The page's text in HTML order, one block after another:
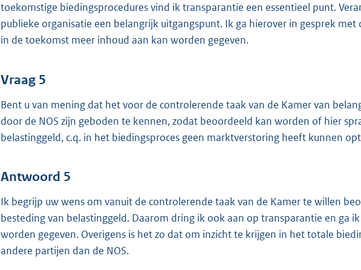
toekomstige biedingsprocedures vind ik transparantie een essentieel punt.
publieke organisatie een belangrijk uitgangspunt. Ik ga hierover in gesprek met
in de toekomst meer inhoud aan kan worden gegeven.
Vraag 5
Bent u van mening dat het voor de controlerende taak van de Kamer van
door de NOS zijn geboden te kennen, zodat beoordeeld kan worden of hier
belastinggeld, c.q. in het biedingsproces geen marktverstoring heeft kunnen
Antwoord 5
Ik begrijp uw wens om vanuit de controlerende taak van de Kamer te willen
besteding van belastinggeld. Daarom dring ik ook aan op transparantie en ga
worden gegeven. Overigens is het zo dat om inzicht te krijgen in het totale
andere partijen dan de NOS.